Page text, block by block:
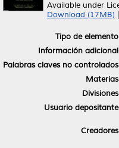
Available under
Download (17MB)
Tipo de
Información
Palabras claves no
Usuario